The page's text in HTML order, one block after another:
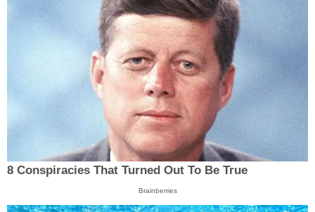
8 Conspiracies That Turned Out To Be True
Brainberries